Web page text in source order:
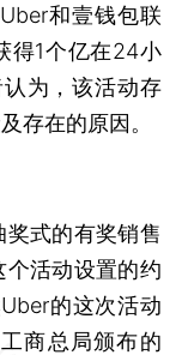
和壹钱包联
得1个亿在24小
为，该活动存
存在的原因。
式的有奖销售
活动设置的约
的这次活动
商总局颁布的